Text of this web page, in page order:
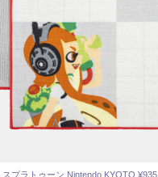
スプラトゥーン Nintendo KYOTO ¥935